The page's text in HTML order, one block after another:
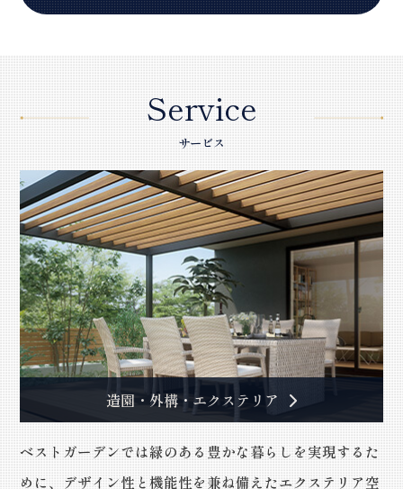
Service
サービス
造園・外構・エクステリア
ベストガーデンでは緑のある豊かな暮らしを実現するた
めに、デザイン性と機能性を兼ね備えたエクステリア空